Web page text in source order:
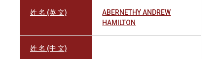
姓 名 (英 文)
ABERNETHY ANDREW
HAMILTON
姓 名 (中 文)